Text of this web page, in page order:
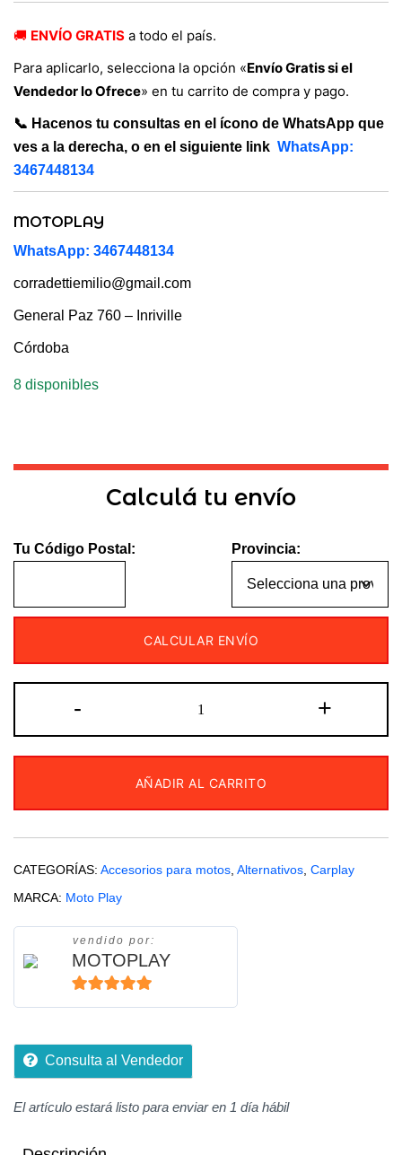
🚚 ENVÍO GRATIS a todo el país.
Para aplicarlo, selecciona la opción «Envío Gratis si el
Vendedor lo Ofrece» en tu carrito de compra y pago.
📞 Hacenos tu consultas en el ícono de WhatsApp que
ves a la derecha, o en el siguiente link WhatsApp:
3467448134
MOTOPLAY
WhatsApp: 3467448134
corradettiemilio@gmail.com
General Paz 760 – Inriville
Córdoba
8 disponibles
Calculá tu envío
Tu Código Postal: Provincia:
CALCULAR ENVÍO
-
Multimedia
Moto
Táctil
CarPlay
Android
+
AÑADIR AL CARRITO
CATEGORÍAS: Accesorios para motos Alternativos Carplay
MARCA: Moto Play
vendido por:
MOTOPLAY
5de 5
Consulta al Vendedor
El artículo estará listo para enviar en 1 día hábil